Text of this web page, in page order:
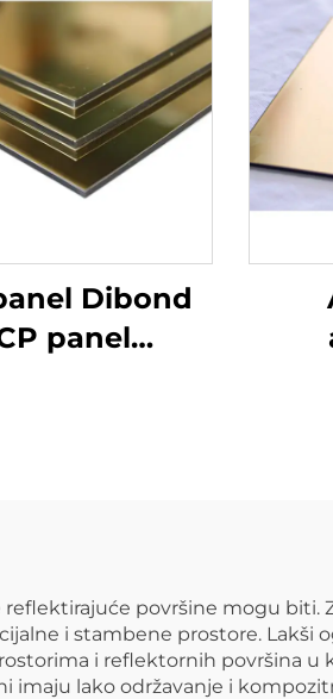
Dibond
panel
površine mogu biti.
i stambene prostore. Lakši
i reflektornih površina u
imaju lako održavanje i